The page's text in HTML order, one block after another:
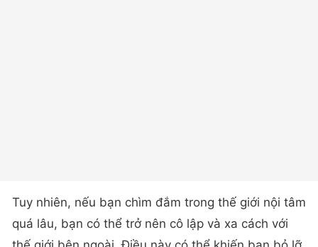
Tuy nhiên, nếu bạn chìm đắm trong thế giới nội tâm
quá lâu, bạn có thể trở nên cô lập và xa cách với